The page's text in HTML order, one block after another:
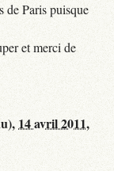
de Paris puisque
et merci de
14 avril 2011,